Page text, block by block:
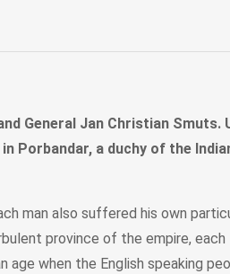
General Jan Christian Smuts.
Porbandar, a duchy of the
man also suffered his own
province of the empire, each
when the English speaking